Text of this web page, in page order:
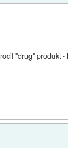
"drug" produkt